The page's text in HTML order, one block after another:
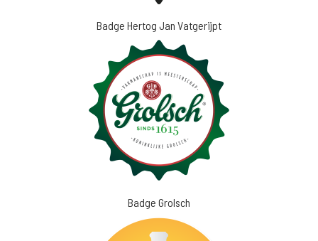
Badge Hertog Jan Vatgerijpt
Badge Grolsch